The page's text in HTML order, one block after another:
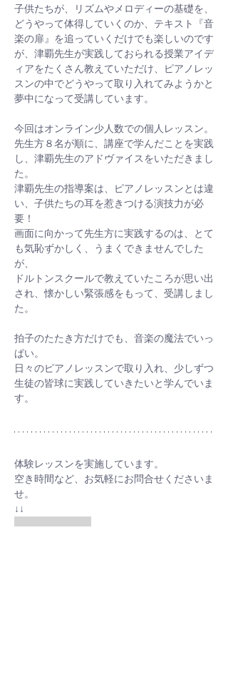
子供たちが、リズムやメロディーの基礎を、
どうやって体得していくのか、テキスト『音
楽の扉』を追っていくだけでも楽しいのです
が、津覇先生が実践しておられる授業アイデ
ィアをたくさん教えていただけ、ピアノレッ
スンの中でどうやって取り入れてみようかと
夢中になって受講しています。
今回はオンライン少人数での個人レッスン。
先生方８名が順に、講座で学んだことを実践
し、津覇先生のアドヴァイスをいただきまし
た。
津覇先生の指導案は、ピアノレッスンとは違
い、子供たちの耳を惹きつける演技力が必
要！
画面に向かって先生方に実践するのは、とて
も気恥ずかしく、うまくできませんでした
が、
ドルトンスクールで教えていたころが思い出
され、懐かしい緊張感をもって、受講しまし
た。
拍子のたたき方だけでも、音楽の魔法でいっ
ぱい。
日々のピアノレッスンで取り入れ、少しずつ
生徒の皆球に実践していきたいと学んでいま
す。
体験レッスンを実施しています。
空き時間など、お気軽にお問合せくださいま
せ。
↓↓